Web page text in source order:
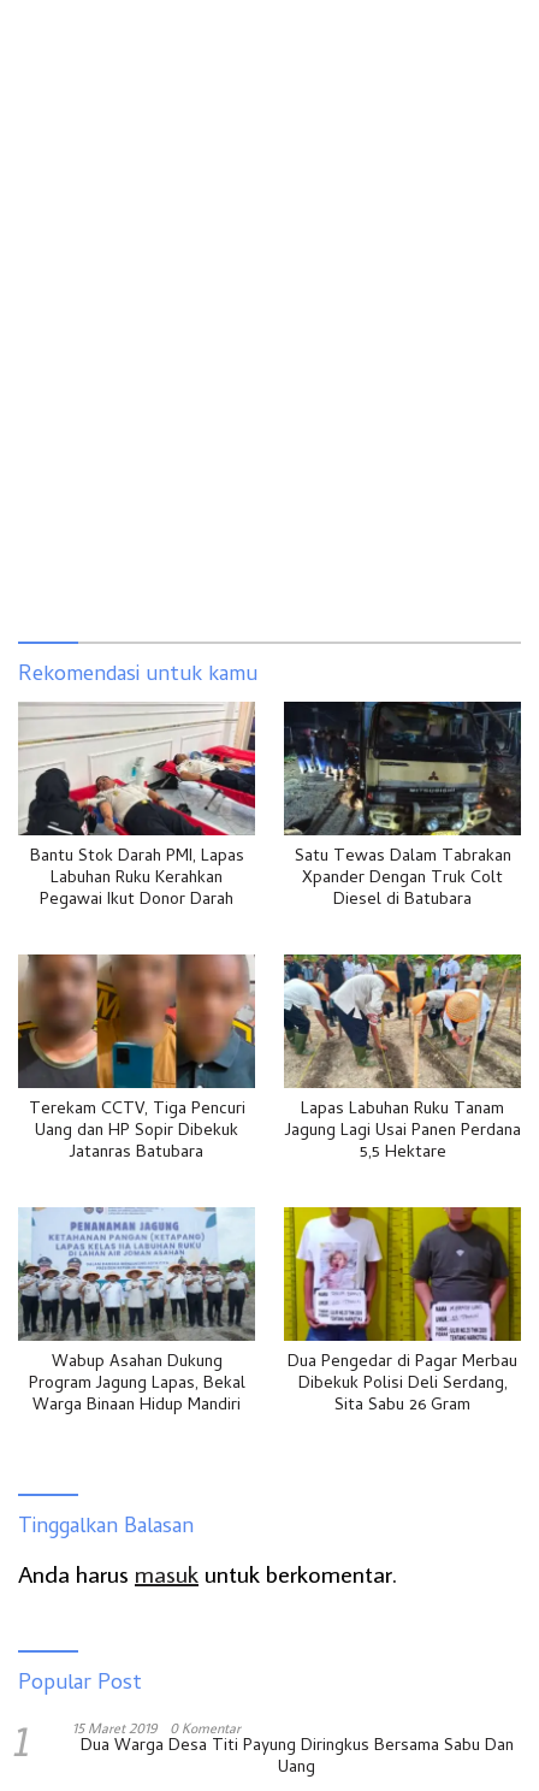
Rekomendasi untuk kamu
Bantu Stok Darah PMI, Lapas
Labuhan Ruku Kerahkan
Pegawai Ikut Donor Darah
Satu Tewas Dalam Tabrakan
Xpander Dengan Truk Colt
Diesel di Batubara
Terekam CCTV, Tiga Pencuri
Uang dan HP Sopir Dibekuk
Jatanras Batubara
Lapas Labuhan Ruku Tanam
Jagung Lagi Usai Panen Perdana
5,5 Hektare
Wabup Asahan Dukung
Program Jagung Lapas, Bekal
Warga Binaan Hidup Mandiri
Dua Pengedar di Pagar Merbau
Dibekuk Polisi Deli Serdang,
Sita Sabu 26 Gram
Tinggalkan Balasan
Anda harus masuk untuk berkomentar.
Popular Post
1 15 Maret 2019 0 Komentar
Dua Warga Desa Titi Payung Diringkus Bersama Sabu Dan
Uang